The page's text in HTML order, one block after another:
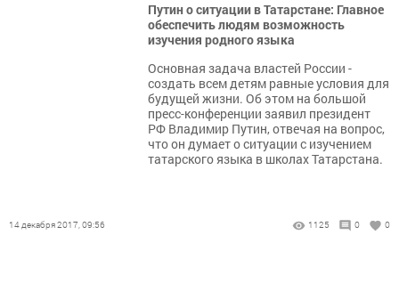
Путин о ситуации в Татарстане: Главное
обеспечить людям возможность
изучения родного языка
​Основная задача властей России -
создать всем детям равные условия для
будущей жизни. Об этом на большой
пресс-конференции заявил президент
РФ Владимир Путин, отвечая на вопрос,
что он думает о ситуации с изучением
татарского языка в школах Татарстана.
14 декабря 2017, 09:56 1125 0 0